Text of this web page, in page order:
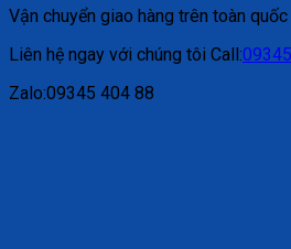
Vận chuyển giao hàng trên toàn
Liên hệ ngay với chúng tôi Call:
Zalo:09345 404 88